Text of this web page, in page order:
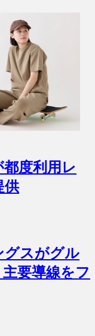
度利用レ
供
グスがグル
要導線をフ